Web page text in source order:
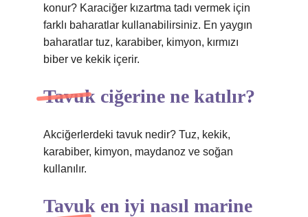
konur? Karaciğer kızartma tadı vermek için
farklı baharatlar kullanabilirsiniz. En yaygın
baharatlar tuz, karabiber, kimyon, kırmızı
biber ve kekik içerir.
Tavuk ciğerine ne katılır?
Akciğerlerdeki tavuk nedir? Tuz, kekik,
karabiber, kimyon, maydanoz ve soğan
kullanılır.
Tavuk en iyi nasıl marine